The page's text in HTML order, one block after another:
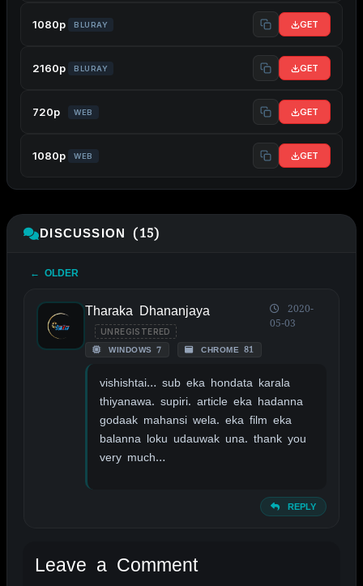
1080p BLURAY GET
2160p BLURAY GET
720p WEB GET
1080p WEB GET
DISCUSSION (15)
← OLDER
Tharaka Dhananjaya
UNREGISTERED
WINDOWS 7 CHROME 81
2020-
05-03
vishishtai… sub eka hondata karala
thiyanawa. supiri. article eka hadanna
godaak mahansi wela. eka film eka
balanna loku udauwak una. thank you
very much…
REPLY
Leave a Comment